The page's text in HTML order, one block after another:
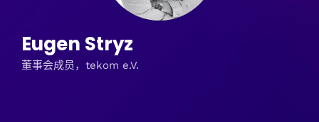
Eugen Stryz
董事会成员，tekom e.V.